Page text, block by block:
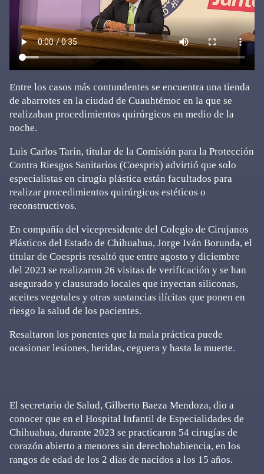
Entre los casos más contundentes se encuentra una tienda
de abarrotes en la ciudad de Cuauhtémoc en la que se
realizaban procedimientos quirúrgicos en medio de la
noche.
Luis Carlos Tarín, titular de la Comisión para la Protección
Contra Riesgos Sanitarios (Coespris) advirtió que solo
especialistas en cirugía plástica están facultados para
realizar procedimientos quirúrgicos estéticos o
reconstructivos.
En compañía del vicepresidente del Colegio de Cirujanos
Plásticos del Estado de Chihuahua, Jorge Iván Borunda, el
titular de Coespris resaltó que entre agosto y diciembre
del 2023 se realizaron 26 visitas de verificación y se han
asegurado y clausurado locales que inyectan siliconas,
aceites vegetales y otras sustancias ilícitas que ponen en
riesgo la salud de los pacientes.
Resaltaron los ponentes que la mala práctica puede
ocasionar lesiones, heridas, ceguera y hasta la muerte.
El secretario de Salud, Gilberto Baeza Mendoza, dio a
conocer que en el Hospital Infantil de Especialidades de
Chihuahua, durante 2023 se practicaron 54 cirugías de
corazón abierto a menores sin derechohabiencia, en los
rangos de edad de los 2 días de nacidos a los 15 años.